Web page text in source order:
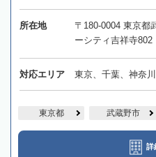
所在地
〒180-0004 東京
ーシティ吉祥寺802
対応エリア 東京、千葉、神奈
東京都 武蔵野市
詳